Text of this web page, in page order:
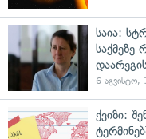
საია:
საქმეზე
6 აგვისტო,
ქვიზი: